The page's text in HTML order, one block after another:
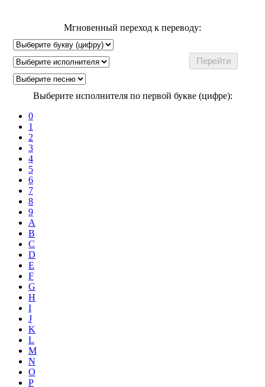
Мгновенный переход к переводу:
Выберите исполнителя по первой букве (цифре):
0
1
2
3
4
5
6
7
8
9
A
B
C
D
E
F
G
H
I
J
K
L
M
N
O
P